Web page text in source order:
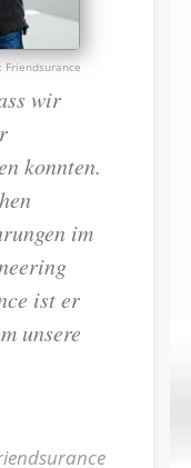
Friendsurance
wir
konnten.
im
ist er
unsere